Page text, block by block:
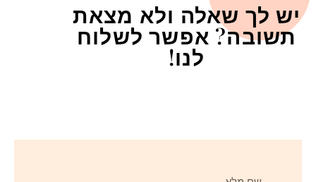
יש לך שאלה ולא מצאת
תשובה? אפשר לשלוח
לנו!